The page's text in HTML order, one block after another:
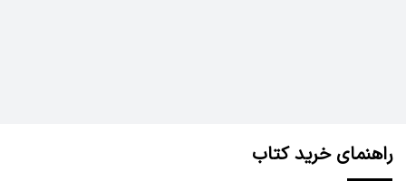
راهنمای خرید کتاب